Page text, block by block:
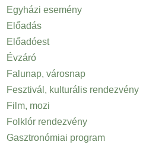
Egyházi esemény
Előadás
Előadóest
Évzáró
Falunap, városnap
Fesztivál, kulturális rendezvény
Film, mozi
Folklór rendezvény
Gasztronómiai program